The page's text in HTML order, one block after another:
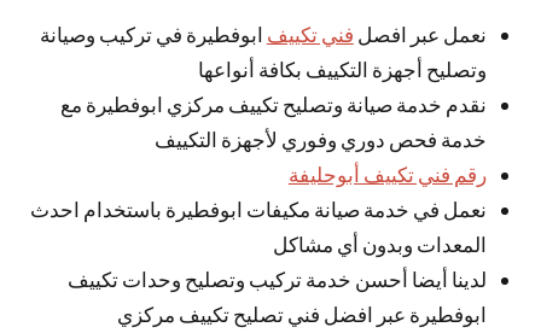
نعمل عبر افصل فني تكييف ابوفطيرة في تركيب وصيانة
وتصليح أجهزة التكييف بكافة أنواعها
نقدم خدمة صيانة وتصليح تكييف مركزي ابوفطيرة مع
خدمة فحص دوري وفوري لأجهزة التكييف
رقم فني تكييف أبوحليفة
نعمل في خدمة صيانة مكيفات ابوفطيرة باستخدام احدث
المعدات وبدون أي مشاكل
لدينا أيضا أحسن خدمة تركيب وتصليح وحدات تكييف
ابوفطيرة عبر افضل فني تصليح تكييف مركزي